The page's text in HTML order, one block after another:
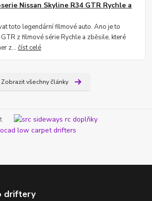
Nissan Skyline R34 GTR Rychle a
toto legendární filmové auto. Ano je to
z filmové série Rychle a zběsile, které
z...číst celé
Zobrazit všechny články
driftery